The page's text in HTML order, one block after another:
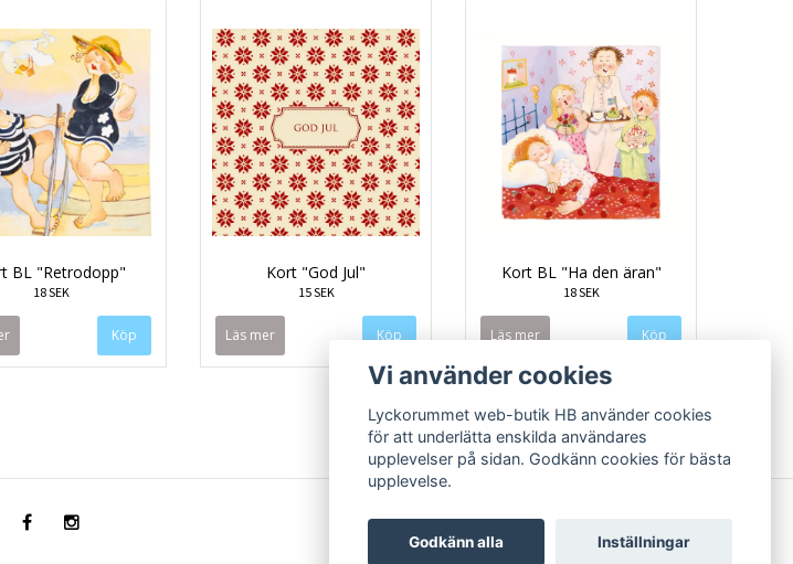
BL "Retrodopp"
18 SEK
Kort "God Jul"
15 SEK
Läs mer
Kort BL "Ha den äran"
18 SEK
Läs mer
Vi använder cookies
Lyckorummet web-butik HB använder cookies
för att underlätta enskilda användares
upplevelser på sidan. Godkänn cookies för bästa
upplevelse.
Godkänn alla Inställningar